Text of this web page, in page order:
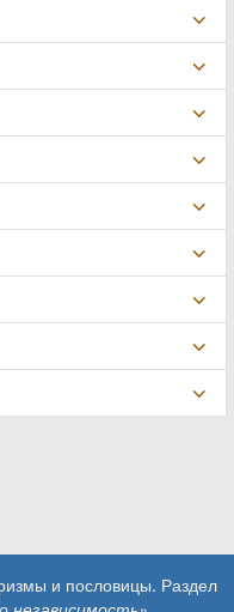
и пословицы. Раздел